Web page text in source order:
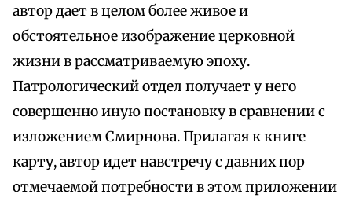
автор дает в целом более живое и
обстоятельное изображение церковной
жизни в рассматриваемую эпоху.
Патрологический отдел получает у него
совершенно иную постановку в сравнении с
изложением Смирнова. Прилагая к книге
карту, автор идет навстречу с давних пор
отмечаемой потребности в этом приложении